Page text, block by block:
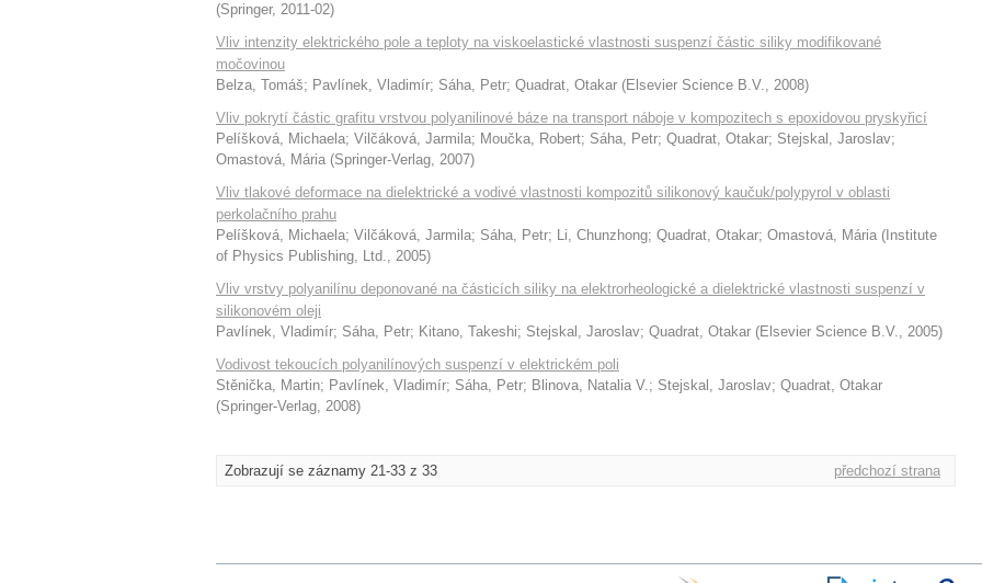
(Springer, 2011-02)
Vliv intenzity elektrického pole a teploty na viskoelastické vlastnosti suspenzí částic siliky modifikované
močovinou
Belza, Tomáš; Pavlínek, Vladimír; Sáha, Petr; Quadrat, Otakar (Elsevier Science B.V., 2008)
Vliv pokrytí částic grafitu vrstvou polyanilinové báze na transport náboje v kompozitech s epoxidovou pryskyřicí
Pelíšková, Michaela; Vilčáková, Jarmila; Moučka, Robert; Sáha, Petr; Quadrat, Otakar; Stejskal, Jaroslav;
Omastová, Mária (Springer-Verlag, 2007)
Vliv tlakové deformace na dielektrické a vodivé vlastnosti kompozitů silikonový kaučuk/polypyrol v oblasti
perkolačního prahu
Pelíšková, Michaela; Vilčáková, Jarmila; Sáha, Petr; Li, Chunzhong; Quadrat, Otakar; Omastová, Mária ( Institute
of Physics Publishing, Ltd., 2005)
Vliv vrstvy polyanilínu deponované na částicích siliky na elektrorheologické a dielektrické vlastnosti suspenzí v
silikonovém oleji
Pavlínek, Vladimír; Sáha, Petr; Kitano, Takeshi; Stejskal, Jaroslav; Quadrat, Otakar (Elsevier Science B.V., 2005)
Vodivost tekoucích polyanilínových suspenzí v elektrickém poli
Stěnička, Martin; Pavlínek, Vladimír; Sáha, Petr; Blinova, Natalia V.; Stejskal, Jaroslav; Quadrat, Otakar
(Springer-Verlag, 2008)
Zobrazují se záznamy 21-33 z 33 předchozí strana